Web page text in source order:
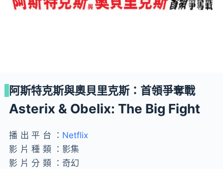
阿斯特克斯與奧貝里克斯：首領爭奪戰
Asterix & Obelix: The Big Fight
播出平台： Netflix
影片種類： 影集
影片分類： 奇幻